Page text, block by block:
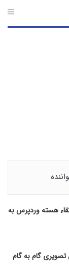
هسته وردپرس به
گام به گام